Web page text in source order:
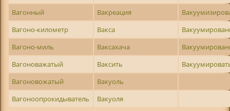
Вагонный
Вакреация
Вагоно-километр
Вакса
Вагоно-миль
Ваксахача
Вагоноважатый
Ваксить
Вагоновожатый
Вакуоль
Вагоноопрокидыватель
Вакуоля